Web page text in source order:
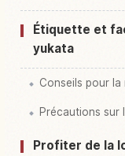
Étiquette et
yukata
Conseils pour la
Précautions sur
Profiter de la